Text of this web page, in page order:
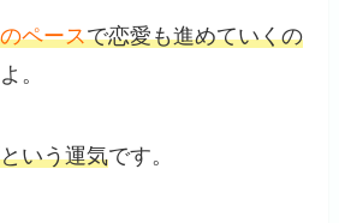
ペースで恋愛も進めていくの
。
いう運気です。